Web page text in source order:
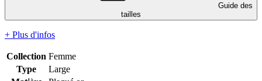
Guide des
tailles
+ Plus d'infos
Collection Femme
Type
Large